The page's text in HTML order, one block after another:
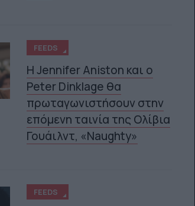
FEEDS
Η Jennifer Aniston και ο
Peter Dinklage θα
πρωταγωνιστήσουν στην
επόμενη ταινία της Ολίβια
Γουάιλντ, «Naughty»
FEEDS